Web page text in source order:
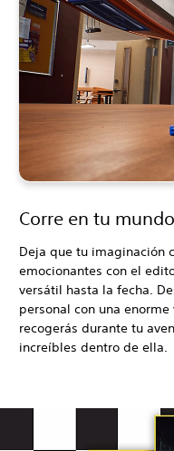
Corre en tu mundo
Deja que tu imaginación
emocionantes con el
versátil hasta la fecha.
personal con una
recogerás durante tu
increíbles dentro de ella.